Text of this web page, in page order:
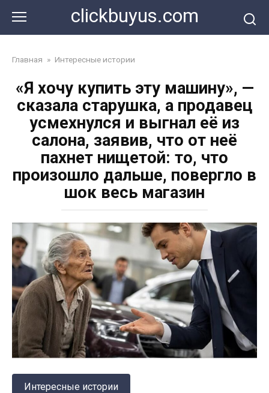
контенту
clickbuyus.com
Главная » Интересные истории
«Я хочу купить эту машину», —
сказала старушка, а продавец
усмехнулся и выгнал её из
салона, заявив, что от неё
пахнет нищетой: то, что
произошло дальше, повергло в
шок весь магазин
Интересные истории